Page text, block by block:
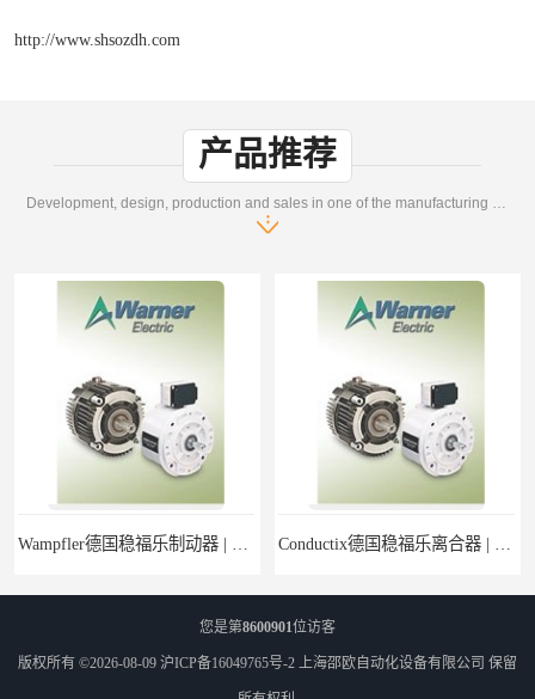
http://www.shsozdh.com
产品推荐
您是第8600901位访客
版权所有 ©2026-08-09 沪ICP备16049765号-2 上海邵欧自动化设备有限公司 保留